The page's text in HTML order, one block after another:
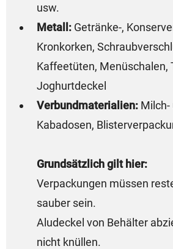
usw.
Metall: Getränke-,
Kronkorken,
Kaffeetüten, Menüschalen,
Joghurtdeckel
Verbundmaterialien: Milch-
Kabadosen,
Grundsätzlich gilt hier:
Verpackungen müssen
sauber sein.
Aludeckel von Behälter
nicht knüllen.